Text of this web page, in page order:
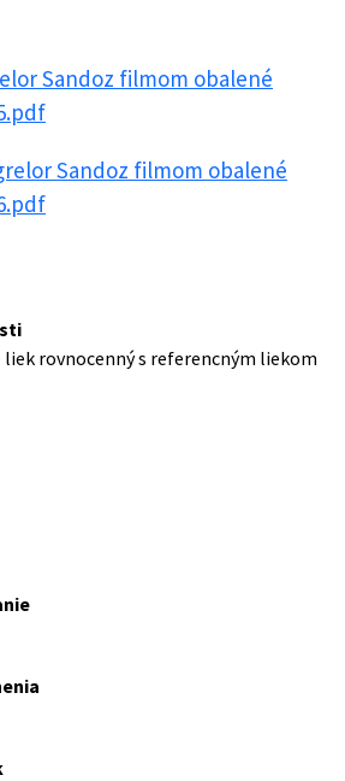
Sandoz filmom obalené
Sandoz filmom obalené
rovnocenný s referencným liekom